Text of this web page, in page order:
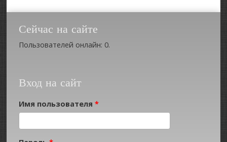
Сейчас на сайте
Пользователей онлайн: 0.
Вход на сайт
Имя пользователя*